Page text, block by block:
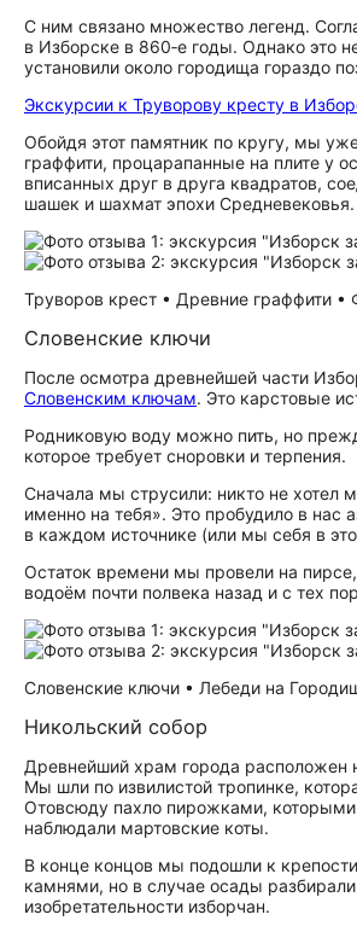
С ним связано множество легенд.
в Изборске в 860‑е годы. Однако это
установили около городища гораздо
Экскурсии к Труворову кресту в
Обойдя этот памятник по кругу, мы
граффити, процарапанные на плите у
вписанных друг в друга квадратов,
шашек и шахмат эпохи
Труворов крест • Древние граффити •
Словенские ключи
После осмотра древнейшей части
Словенским ключам. Это карстовые
Родниковую воду можно пить, но
которое требует сноровки и терпения.
Сначала мы струсили: никто не хотел
именно на тебя». Это пробудило в нас
в каждом источнике (или мы себя в
Остаток времени мы провели на
водоём почти полвека назад и с тех
Словенские ключи • Лебеди на
Никольский собор
Древнейший храм города расположен
Мы шли по извилистой тропинке,
Отовсюду пахло пирожками, которыми
наблюдали мартовские коты.
В конце концов мы подошли к
камнями, но в случае осады
изобретательности изборчан.